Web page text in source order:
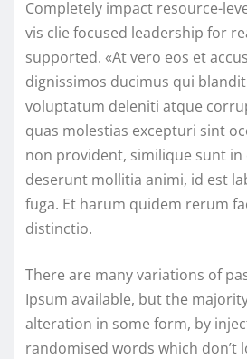
Completely impact resource-
vis clie focused leadership for
supported. «At vero eos et
dignissimos ducimus qui
voluptatum deleniti atque
quas molestias excepturi sint
non provident, similique sunt in
deserunt mollitia animi, id est
fuga. Et harum quidem rerum
distinctio.
There are many variations of
Ipsum available, but the
alteration in some form, by
randomised words which don’t